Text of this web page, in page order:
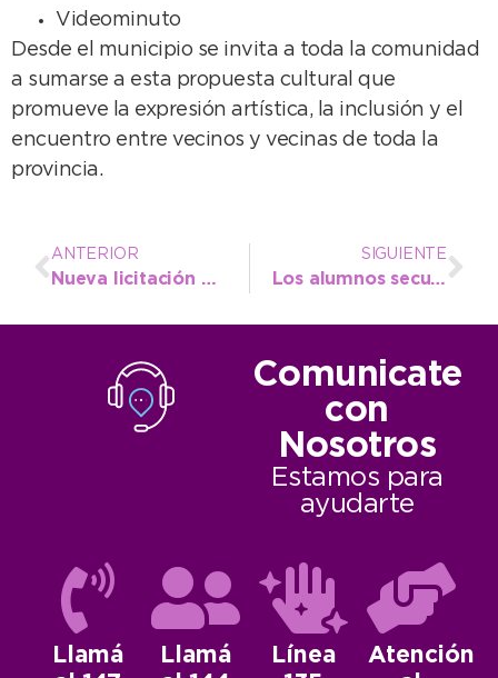
Videominuto
Desde el municipio se invita a toda la comunidad
a sumarse a esta propuesta cultural que
promueve la expresión artística, la inclusión y el
encuentro entre vecinos y vecinas de toda la
provincia.
ANTERIOR
Nueva licitación para fortalecer la seguridad: el Municipio adquirirá tres camionetas para la Policía
SIGUIENTE
Los alumnos secundarios disfrutaron de jugar en la arena: “Usar la playa para recreación está bueno”
Comunicate
con
Nosotros
Estamos para
ayudarte
Llamá
Llamá
Línea
Atención